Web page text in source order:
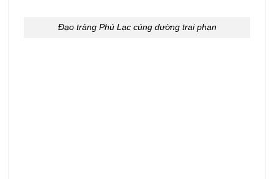
Đạo tràng Phú Lạc cúng dường trai phạn